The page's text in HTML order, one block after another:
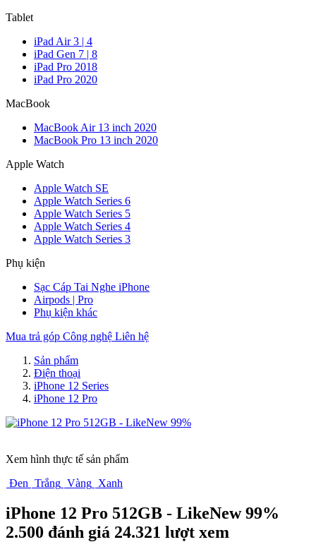
Tablet
iPad Air 3 | 4
iPad Gen 7 | 8
iPad Pro 2018
iPad Pro 2020
MacBook
MacBook Air 13 inch 2020
MacBook Pro 13 inch 2020
Apple Watch
Apple Watch SE
Apple Watch Series 6
Apple Watch Series 5
Apple Watch Series 4
Apple Watch Series 3
Phụ kiện
Sạc Cáp Tai Nghe iPhone
Airpods | Pro
Phụ kiện khác
Mua trả góp Công nghệ Liên hệ
Sản phẩm
Điện thoại
iPhone 12 Series
iPhone 12 Pro
Xem hình thực tế sản phẩm
Đen Trắng Vàng Xanh
iPhone 12 Pro 512GB - LikeNew 99%
2.500 đánh giá 24.321 lượt xem